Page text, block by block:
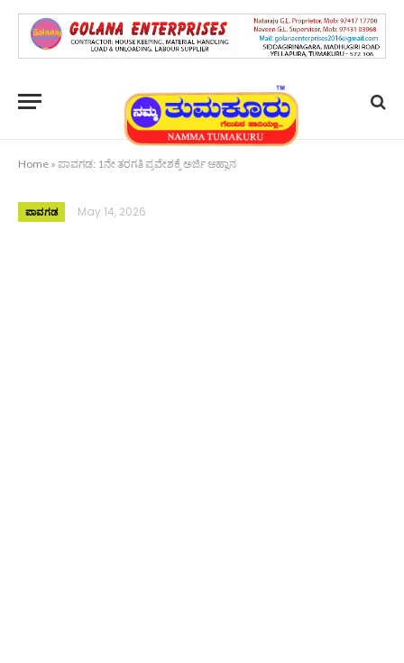
Home » ಪಾವಗಡ: 1ನೇ ತರಗತಿ ಪ್ರವೇಶಕ್ಕೆ ಅರ್ಜಿ ಆಹ್ವಾನ
ಪಾವಗಡ May 14, 2026